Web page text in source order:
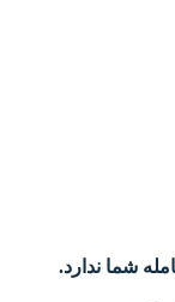
شما ندارد.